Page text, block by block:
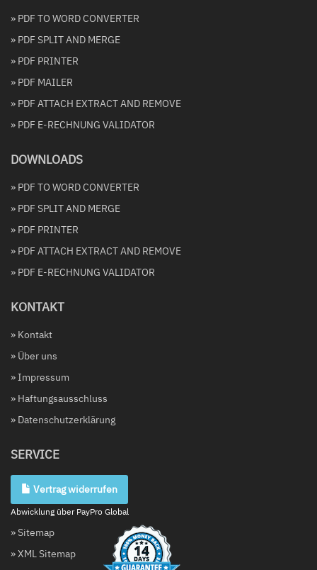
» PDF TO WORD CONVERTER
» PDF SPLIT AND MERGE
» PDF PRINTER
» PDF MAILER
» PDF ATTACH EXTRACT AND REMOVE
» PDF E-RECHNUNG VALIDATOR
DOWNLOADS
» PDF TO WORD CONVERTER
» PDF SPLIT AND MERGE
» PDF PRINTER
» PDF ATTACH EXTRACT AND REMOVE
» PDF E-RECHNUNG VALIDATOR
KONTAKT
» Kontakt
» Über uns
» Impressum
» Haftungsausschluss
» Datenschutzerklärung
SERVICE
Vertrag widerrufen
Abwicklung über PayPro Global
» Sitemap
» XML Sitemap